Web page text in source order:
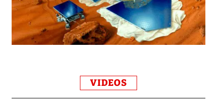
VIDEOS